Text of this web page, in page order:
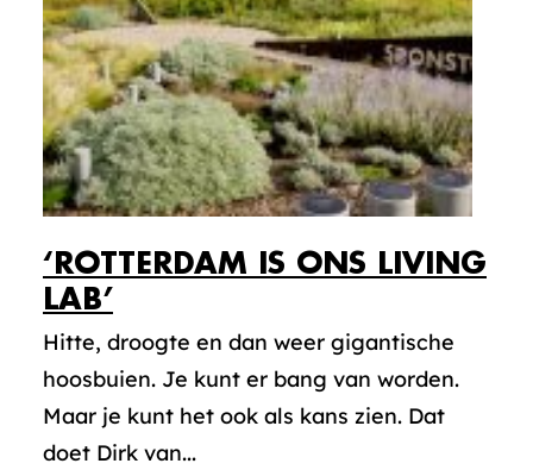
‘ROTTERDAM IS ONS LIVING
LAB’
Hitte, droogte en dan weer gigantische
hoosbuien. Je kunt er bang van worden.
Maar je kunt het ook als kans zien. Dat
doet Dirk van...